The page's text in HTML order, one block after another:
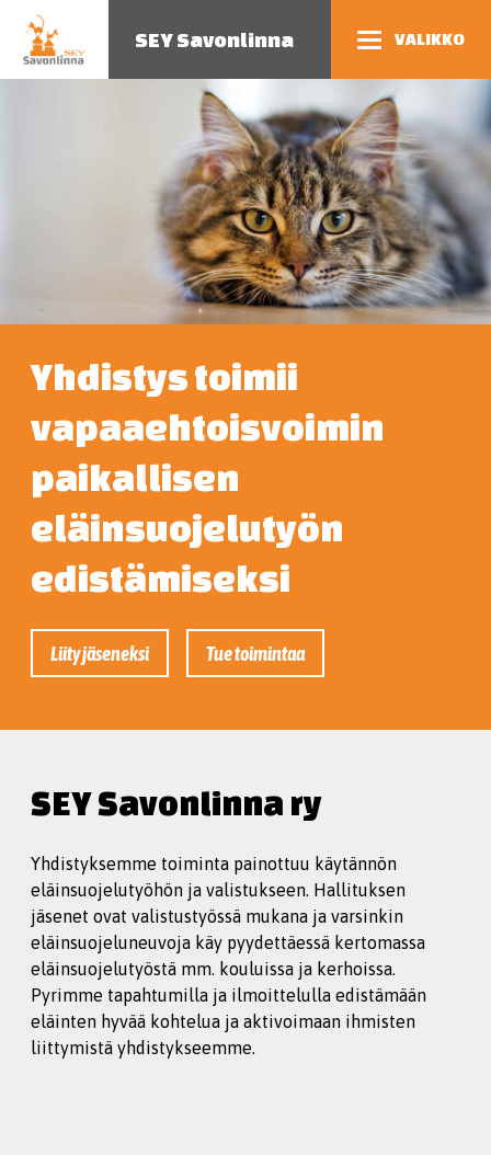
SEY Savonlinna VALIKKO
Yhdistys toimii
vapaaehtoisvoimin
paikallisen
eläinsuojelutyön
edistämiseksi
Liity jäseneksi Tue toimintaa
SEY Savonlinna ry
Yhdistyksemme toiminta painottuu käytännön
eläinsuojelutyöhön ja valistukseen. Hallituksen
jäsenet ovat valistustyössä mukana ja varsinkin
eläinsuojeluneuvoja käy pyydettäessä kertomassa
eläinsuojelutyöstä mm. kouluissa ja kerhoissa.
Pyrimme tapahtumilla ja ilmoittelulla edistämään
eläinten hyvää kohtelua ja aktivoimaan ihmisten
liittymistä yhdistykseemme.